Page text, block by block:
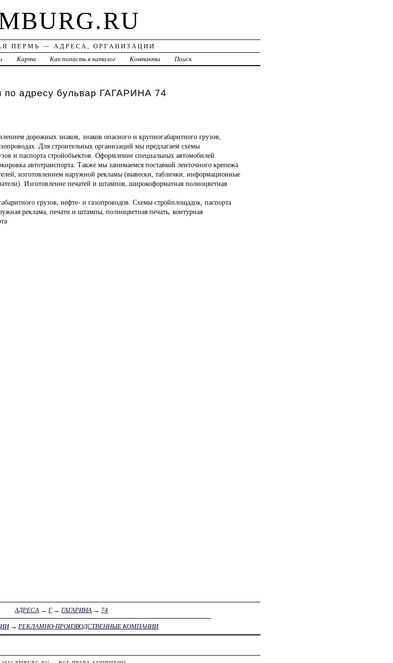
ПЕРМЬ — АДРЕСА, ОРГАНИЗАЦИИ
Карта Как попасть в каталог Контакты Поиск
по адресу бульвар ГАГАРИНА 74
дорожных знаков, знаков опасного и крупногабаритного грузов,
Для строительных организаций мы предлагаем схемы
и паспорта стройобъектов. Оформление специальных автомобилей
автотранспорта. Также мы занимаемся поставкой ленточного крепежа
изготовлением наружной рекламы (вывески, таблички, информационные
Изготовление печатей и штампов, широкоформатная полноцветная
грузов, нефте- и газопроводов. Схемы стройплощадок, паспорта
реклама, печати и штампы, полноцветная печать, контурная
АДРЕСА →Г→ГАГАРИНА → 74
→РЕКЛАМНО-ПРОИЗВОДСТВЕННЫЕ КОМПАНИИ